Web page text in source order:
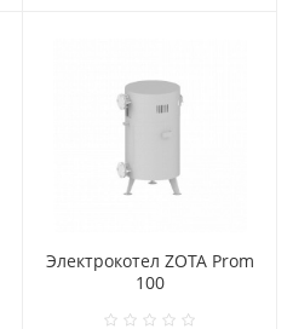
Электрокотел ZOTA Prom
100